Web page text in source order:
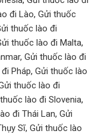
đi Lào, Gửi thuốc
thuốc lào đi
thuốc lào đi Malta,
, Gửi thuốc lào đi
Pháp, Gửi thuốc lào
thuốc lào đi
lào đi Slovenia,
đi Thái Lan, Gửi
Sĩ, Gửi thuốc lào